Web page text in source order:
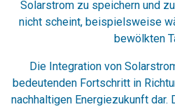
Solarstrom zu speichern und
nicht scheint, beispielsweise
bewölkten
Die Integration von
bedeutenden Fortschritt in
nachhaltigen Energiezukunft dar.